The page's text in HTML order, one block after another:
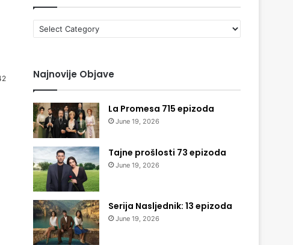
Izaberi
kategoriju
Najnovije Objave
La Promesa 715 epizoda
June 19, 2026
Tajne prošlosti 73 epizoda
June 19, 2026
Serija Nasljednik: 13 epizoda
June 19, 2026